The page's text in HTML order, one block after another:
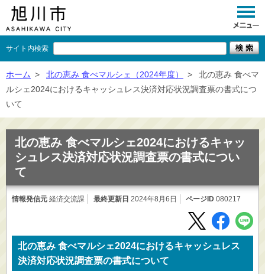
サイト内検索
くらし
事業者向け
市政情報
ホーム > 北の恵み 食べマルシェ（2024年度） >
北の恵み 食べマ
ルシェ2024におけるキャッシュレス決済対応状況調査票の書式につ
いて
北の恵み 食べマルシェ2024におけるキャッ
シュレス決済対応状況調査票の書式につい
て
情報発信元 経済交流課 最終更新日 2024年8月6日 ページID 080217
北の恵み 食べマルシェ2024におけるキャッシュレス
決済対応状況調査票の書式について